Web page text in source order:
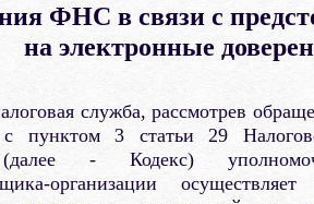
ФНС в связи с
на электронные
служба, рассмотрев
с пунктом 3 статьи 29
- Кодекс)
организации